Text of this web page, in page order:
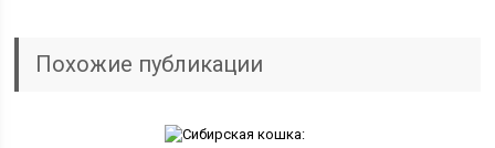
Похожие публикации